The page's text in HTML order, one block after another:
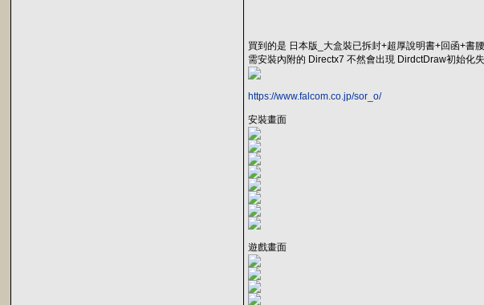
買到的是 日本版_大盒裝已拆封+超厚說明書+回函+書
需安裝內附的 Directx7 不然會出現 DirdctDraw初始化
https://www.falcom.co.jp/sor_o/
安裝畫面
遊戲畫面